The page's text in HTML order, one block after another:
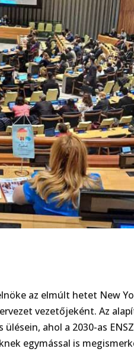
az elmúlt hetet New
vezetőjeként. Az
ülésein, ahol a 2030-as
egymással is